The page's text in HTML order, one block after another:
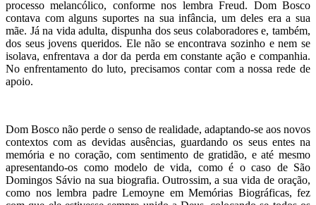
processo melancólico, conforme nos lembra Freud. Dom Bosco
contava com alguns suportes na sua infância, um deles era a sua
mãe. Já na vida adulta, dispunha dos seus colaboradores e, também,
dos seus jovens queridos. Ele não se encontrava sozinho e nem se
isolava, enfrentava a dor da perda em constante ação e companhia.
No enfrentamento do luto, precisamos contar com a nossa rede de
apoio.
Dom Bosco não perde o senso de realidade, adaptando-se aos novos
contextos com as devidas ausências, guardando os seus entes na
memória e no coração, com sentimento de gratidão, e até mesmo
apresentando-os como modelo de vida, como é o caso de São
Domingos Sávio na sua biografia. Outrossim, a sua vida de oração,
como nos lembra padre Lemoyne em Memórias Biográficas, fez